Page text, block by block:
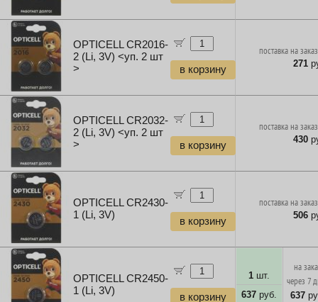
OPTICELL CR2016-
2 (Li, 3V) <уп. 2 шт
>
в корзину
поставка на
271
OPTICELL CR2032-
2 (Li, 3V) <уп. 2 шт
>
в корзину
поставка на
430
OPTICELL CR2430-
1 (Li, 3V)
в корзину
поставка на
506
OPTICELL CR2450-
1 (Li, 3V)
в корзину
1 шт.
637 руб.
на
через 7
637